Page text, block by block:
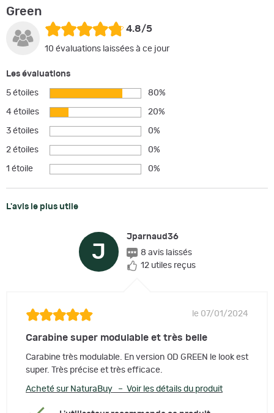
Green
4.8/5
10 évaluations laissées à ce jour
Les évaluations
5 étoiles 80%
4 étoiles 20%
3 étoiles 0%
2 étoiles 0%
1 étoile 0%
L'avis le plus utile
J
Jparnaud36
8 avis laissés
12 utiles reçus
le 07/01/2024
Carabine super modulable et très belle
Carabine très modulable. En version OD GREEN le look est
super. Très précise et très efficace.
Acheté sur NaturaBuy – Voir les détails du produit